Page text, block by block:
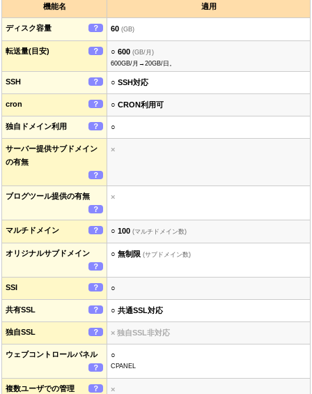
機能名 適用
ディスク容量 ？ 60 (GB)
転送量(目安) ？ ○ 600 (GB/月)
600GB/月→20GB/日。
SSH ？ ○ SSH対応
cron ？ ○ CRON利用可
独自ドメイン利用 ？ ○
サーバー提供サブドメイン
の有無
？
×
ブログツール提供の有無
？
×
マルチドメイン ？ ○ 100 (マルチドメイン数)
オリジナルサブドメイン
？
○ 無制限 (サブドメイン数)
SSI ？ ○
共有SSL ？ ○ 共通SSL対応
独自SSL ？ × 独自SSL非対応
ウェブコントロールパネル
？
○
CPANEL
複数ユーザでの管理 ？ ×